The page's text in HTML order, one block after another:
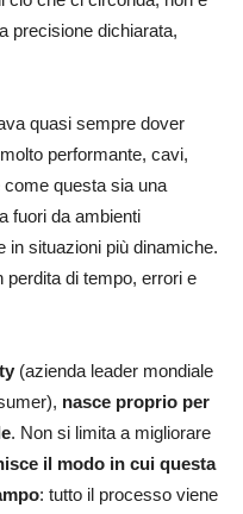
precisione dichiarata,
quasi sempre dover
performante, cavi,
questa sia una
fuori da ambienti
in situazioni più dinamiche.
perdita di tempo, errori e
(azienda leader mondiale
nasce proprio per
. Non si limita a migliorare
il modo in cui questa
: tutto il processo viene